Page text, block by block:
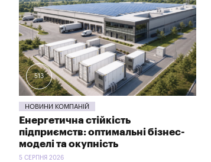
513
НОВИНИ КОМПАНІЙ
Енергетична стійкість
підприємств: оптимальні бізнес-
моделі та окупність
5 СЕРПНЯ 2026